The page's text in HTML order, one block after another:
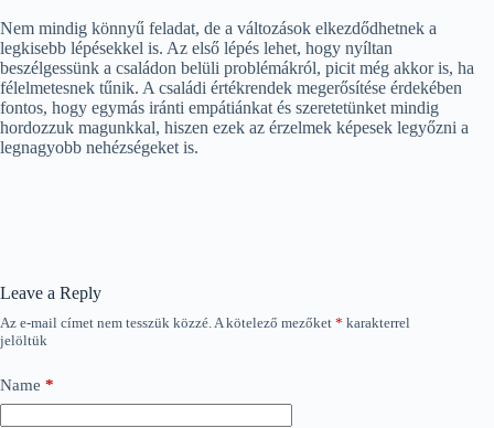
Nem mindig könnyű feladat, de a változások elkezdődhetnek a
legkisebb lépésekkel is. Az első lépés lehet, hogy nyíltan
beszélgessünk a családon belüli problémákról, picit még akkor is, ha
félelmetesnek tűnik. A családi értékrendek megerősítése érdekében
fontos, hogy egymás iránti empátiánkat és szeretetünket mindig
hordozzuk magunkkal, hiszen ezek az érzelmek képesek legyőzni a
legnagyobb nehézségeket is.
Leave a Reply
Az e-mail címet nem tesszük közzé.A kötelező mezőket * karakterrel
jelöltük
Name *